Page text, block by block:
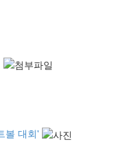
볼 대회'